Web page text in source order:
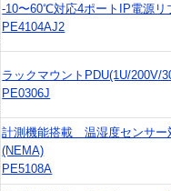
-10〜60℃対応4ポートIP電源リ
PE4104AJ2
ラックマウントPDU(1U/200V/
PE0306J
計測機能搭載 温湿度センサ
(NEMA)
PE5108A